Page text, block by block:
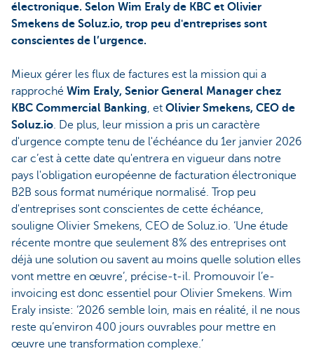
électronique. Selon Wim Eraly de KBC et Olivier
Smekens de Soluz.io, trop peu d'entreprises sont
conscientes de l’urgence.
Mieux gérer les flux de factures est la mission qui a
rapproché Wim Eraly, Senior General Manager chez
KBC Commercial Banking, et Olivier Smekens, CEO de
Soluz.io. De plus, leur mission a pris un caractère
d'urgence compte tenu de l'échéance du 1er janvier 2026
car c’est à cette date qu'entrera en vigueur dans notre
pays l'obligation européenne de facturation électronique
B2B sous format numérique normalisé. Trop peu
d'entreprises sont conscientes de cette échéance,
souligne Olivier Smekens, CEO de Soluz.io. ‘Une étude
récente montre que seulement 8% des entreprises ont
déjà une solution ou savent au moins quelle solution elles
vont mettre en œuvre’, précise-t-il. Promouvoir l’e-
invoicing est donc essentiel pour Olivier Smekens. Wim
Eraly insiste: ‘2026 semble loin, mais en réalité, il ne nous
reste qu’environ 400 jours ouvrables pour mettre en
œuvre une transformation complexe.’